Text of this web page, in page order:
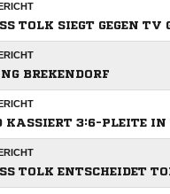
TOLK SIEGT GEGEN TV
BREKENDORF
KASSIERT 3:6-PLEITE IN
TOLK ENTSCHEIDET